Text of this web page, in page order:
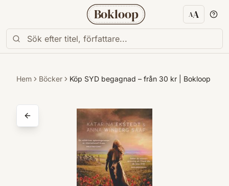
Bokloop AA
Hem Böcker Köp SYD begagnad – från 30 kr | Bokloop